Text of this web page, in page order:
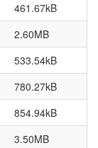
461.67kB
2.60MB
533.54kB
780.27kB
854.94kB
3.50MB